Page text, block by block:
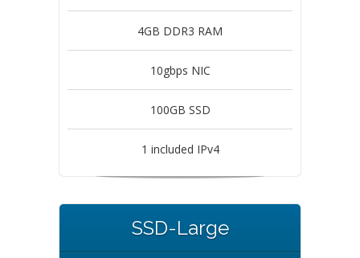
4GB DDR3 RAM
10gbps NIC
100GB SSD
1 included IPv4
SSD-Large